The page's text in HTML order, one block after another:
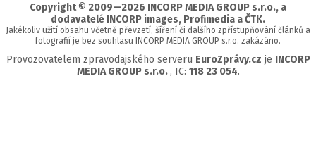
Copyright © 2009—2026 INCORP MEDIA GROUP s.r.o., a
dodavatelé INCORP images, Profimedia a ČTK.
Jakékoliv užití obsahu včetně převzetí, šíření či dalšího zpřístupňování článků a
fotografií je bez souhlasu INCORP MEDIA GROUP s.r.o. zakázáno.
Provozovatelem zpravodajského serveru EuroZprávy.cz je INCORP
MEDIA GROUP s.r.o. , IC: 118 23 054.